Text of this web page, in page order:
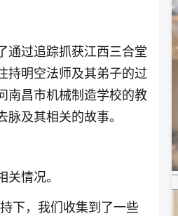
通过追踪抓获江西三合堂
持明空法师及其弟子的过
南昌市机械制造学校的教
及其相关的故事。
情况。
下，我们收集到了一些